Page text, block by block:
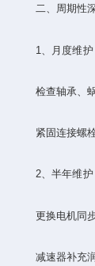
二、‌周期性深
‌1、月度维护‌
检查轴承、蜗
紧固连接螺栓
‌2、半年维护‌
更换电机同步
减速器补充润